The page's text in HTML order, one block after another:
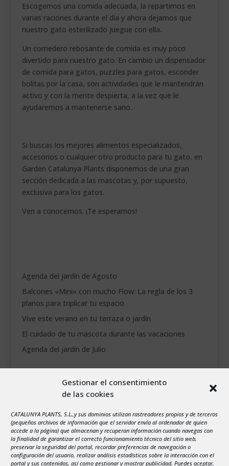
Gestionar el consentimiento
de las cookies
CATALUNYA PLANTS, S.L.,y sus dominios utilizan rastreadores propios y de terceros
(pequeños archivos de información que el servidor envía al ordenador de quien
accede a la página) que almacenan y recuperan información cuando navegas con
la finalidad de garantizar el correcto funcionamiento técnico del sitio web,
preservar la seguridad del portal, recordar preferencias de navegación o
configuración del usuario, realizar análisis estadísticos sobre la interacción con el
portal y sus contenidos, así como gestionar y mostrar publicidad. Puedes aceptar,
Escogemos una comida adecuada, la repartimos en
varias raciones durante el día y ahora dejamos que
nuestro gato esterilizado juegue con ella.
Un comedero rebosante de comida es muy poco
divertido para nuestro gato. En cambio un dispensador
de comida para gatos, puzzles para gatos, esconder
bolitas por la casa, son actividades que le mantendrán
activo y con la mente despierta, a la vez que le
ayudaremos a mantenerse sano.
Si buscas los mejores alimentos especializados,
accesorios o cualquier otro producto para tu gato, en
Garden Catalunya Plants disponemos de una gran
sección dedicada a las mascotas y, por supuesto,
exclusiva para los gatos.
Ven a conocernos. ¡Te esperamos!
Agenda del jardín de Agosto
Balcones «Mini» con mucho Flow: La regla de los 3
planos para triplicar tu espacio
Vive este verano en tu terraza o jardín
El cuidado de tu mascota durante las vacaciones
Agenda del jardín de Julio
X J V S
3
4 5 6 7 8
9
10
11 12 13 14 15
16
17
18 19 20 21 22
23
24
25 26 27 28 29 30